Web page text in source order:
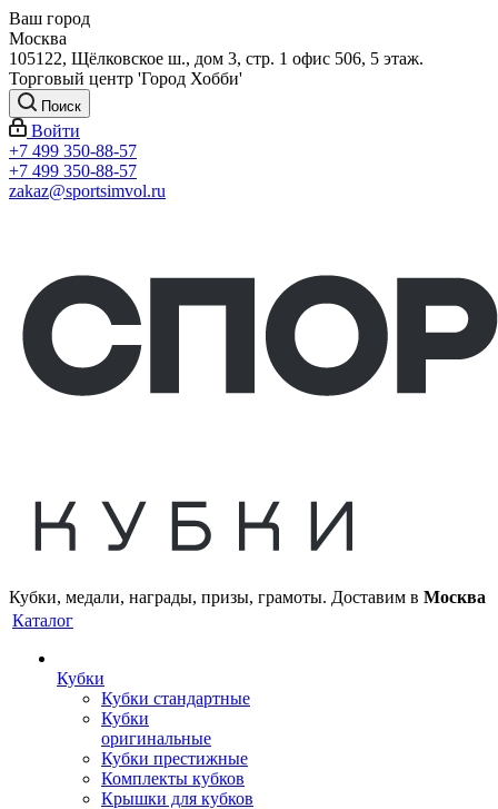
Ваш город
Москва
105122, Щёлковское ш., дом 3, стр. 1 офис 506, 5 этаж.
Торговый центр 'Город Хобби'
Поиск
Войти
+7 499 350-88-57
+7 499 350-88-57
zakaz@sportsimvol.ru
Кубки, медали, награды, призы, грамоты. Доставим в Москва
Каталог
Кубки
Кубки стандартные
Кубки
оригинальные
Кубки престижные
Комплекты кубков
Крышки для кубков